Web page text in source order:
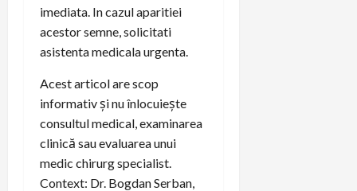
imediata. In cazul aparitiei
acestor semne, solicitati
asistenta medicala urgenta.
Acest articol are scop
informativ și nu înlocuiește
consultul medical, examinarea
clinică sau evaluarea unui
medic chirurg specialist.
Context: Dr. Bogdan Serban,